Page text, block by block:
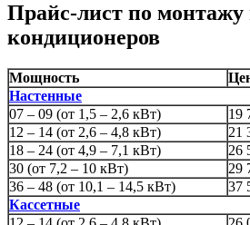
Прайс-лист по
кондиционеров
Мощность
Настенные
07 – 09 (от 1,5 – 2,6 кВт)
19
12 – 14 (от 2,6 – 4,8 кВт)
21
18 – 24 (от 4,9 – 7,1 кВт)
26
30 (от 7,2 – 10 кВт)
29
36 – 48 (от 10,1 – 14,5 кВт)
37
Кассетные